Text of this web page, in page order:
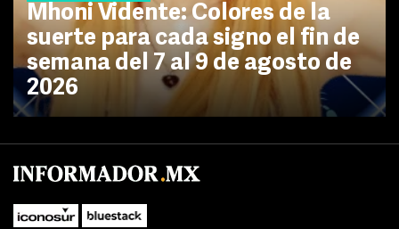
Mhoni Vidente: Colores de la
suerte para cada signo el fin de
semana del 7 al 9 de agosto de
2026